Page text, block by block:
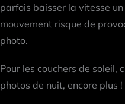
parfois baisser la vitesse
mouvement risque de
photo.
Pour les couchers de soleil,
photos de nuit, encore plus !